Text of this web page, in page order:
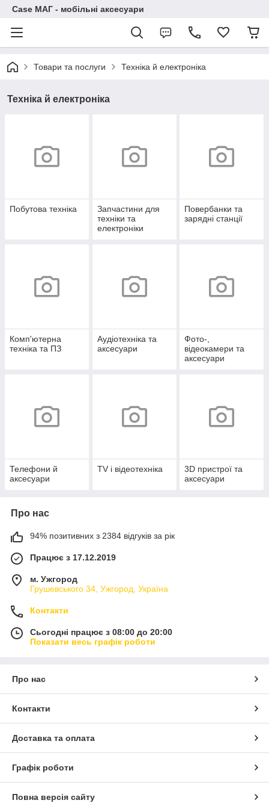
Case МАГ - мобільні аксесуари
Товари та послуги Техніка й електроніка
Техніка й електроніка
Побутова техніка
Запчастини для
техніки та
електроніки
Повербанки та
зарядні станції
Комп'ютерна
техніка та ПЗ
Аудіотехніка та
аксесуари
Фото-,
відеокамери та
аксесуари
Телефони й
аксесуари
TV і відеотехніка
3D пристрої та
аксесуари
Про нас
94% позитивних з 2384 відгуків за рік
Працює з 17.12.2019
м. Ужгород
Грушевського 34, Ужгород, Україна
Контакти
Сьогодні працює з 08:00 до 20:00
Показати весь графік роботи
Про нас
Контакти
Доставка та оплата
Графік роботи
Повна версія сайту